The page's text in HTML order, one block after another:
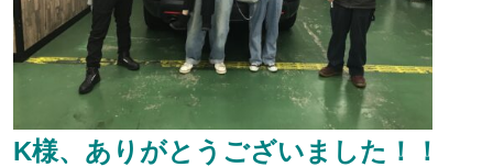
K様、ありがとうございました！！